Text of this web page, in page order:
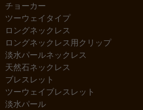
チョーカー
ツーウェイタイプ
ロングネックレス
ロングネックレス用クリップ
淡水パールネックレス
天然石ネックレス
ブレスレット
ツーウェイブレスレット
淡水パール